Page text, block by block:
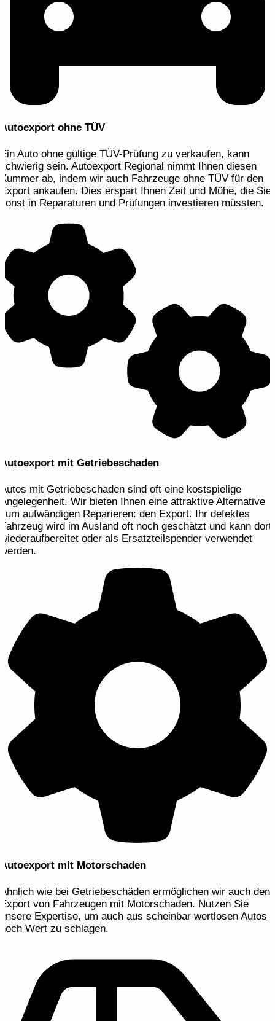
Autoexport ohne TÜV
Ein Auto ohne gültige TÜV-Prüfung zu verkaufen, kann
schwierig sein. Autoexport Regional nimmt Ihnen diesen
Kummer ab, indem wir auch Fahrzeuge ohne TÜV für den
Export ankaufen. Dies erspart Ihnen Zeit und Mühe, die Sie
sonst in Reparaturen und Prüfungen investieren müssten.
Autoexport mit Getriebeschaden
Autos mit Getriebeschaden sind oft eine kostspielige
Angelegenheit. Wir bieten Ihnen eine attraktive Alternative
zum aufwändigen Reparieren: den Export. Ihr defektes
Fahrzeug wird im Ausland oft noch geschätzt und kann dort
wiederaufbereitet oder als Ersatzteilspender verwendet
werden.
Autoexport mit Motorschaden
Ähnlich wie bei Getriebeschäden ermöglichen wir auch den
Export von Fahrzeugen mit Motorschaden. Nutzen Sie
unsere Expertise, um auch aus scheinbar wertlosen Autos
noch Wert zu schlagen.